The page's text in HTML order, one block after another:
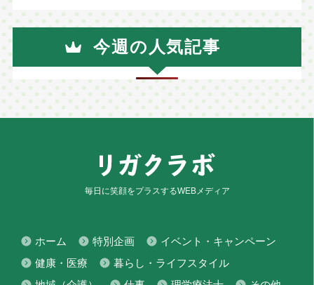
今週の人気記事
毎日に笑顔をプラスするWEBメディア
ホーム 特別企画
イベント・キャンペーン
健康・医療
暮らし・ライフスタイル